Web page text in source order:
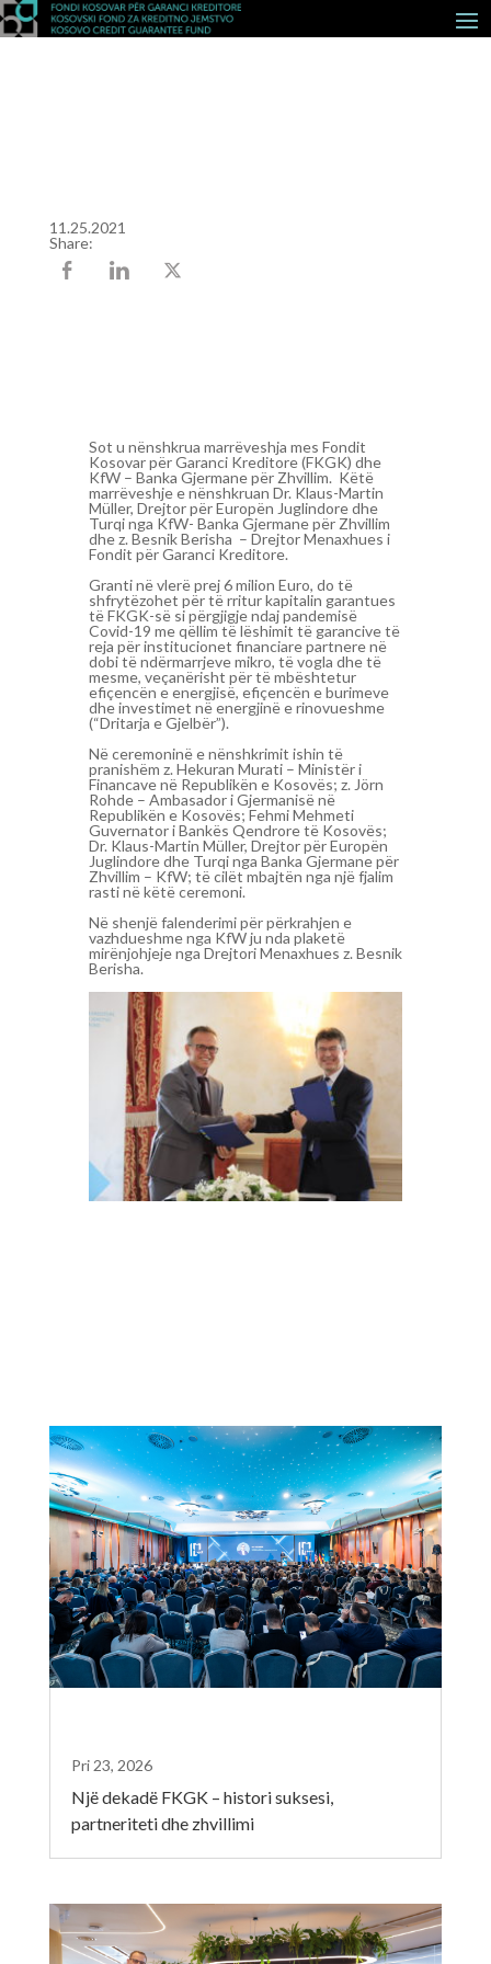
11.25.2021
Share:
Sot u nënshkrua marrëveshja mes Fondit
Kosovar për Garanci Kreditore (FKGK) dhe
KfW – Banka Gjermane për Zhvillim. Këtë
marrëveshje e nënshkruan Dr. Klaus-Martin
Müller, Drejtor për Europën Juglindore dhe
Turqi nga KfW- Banka Gjermane për Zhvillim
dhe z. Besnik Berisha – Drejtor Menaxhues i
Fondit për Garanci Kreditore.
Granti në vlerë prej 6 milion Euro, do të
shfrytëzohet për të rritur kapitalin garantues
të FKGK-së si përgjigje ndaj pandemisë
Covid-19 me qëllim të lëshimit të garancive të
reja për institucionet financiare partnere në
dobi të ndërmarrjeve mikro, të vogla dhe të
mesme, veçanërisht për të mbështetur
efiçencën e energjisë, efiçencën e burimeve
dhe investimet në energjinë e rinovueshme
(“Dritarja e Gjelbër”).
Në ceremoninë e nënshkrimit ishin të
pranishëm z. Hekuran Murati – Ministër i
Financave në Republikën e Kosovës; z. Jörn
Rohde – Ambasador i Gjermanisë në
Republikën e Kosovës; Fehmi Mehmeti
Guvernator i Bankës Qendrore të Kosovës;
Dr. Klaus-Martin Müller, Drejtor për Europën
Juglindore dhe Turqi nga Banka Gjermane për
Zhvillim – KfW; të cilët mbajtën nga një fjalim
rasti në këtë ceremoni.
Në shenjë falenderimi për përkrahjen e
vazhdueshme nga KfW ju nda plaketë
mirënjohjeje nga Drejtori Menaxhues z. Besnik
Berisha.
Një dekadë FKGK – histori suksesi,
partneriteti dhe zhvillimi
Pri 23, 2026